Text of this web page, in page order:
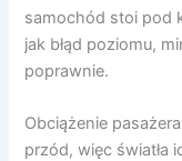
samochód stoi pod
jak błąd poziomu,
poprawnie.
Obciążenie
przód, więc światła